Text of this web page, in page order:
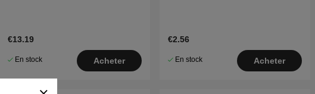
€13.19
En stock Acheter
€2.56
En stock Acheter